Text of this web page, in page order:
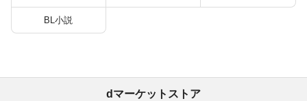
BL小説
dマーケットストア